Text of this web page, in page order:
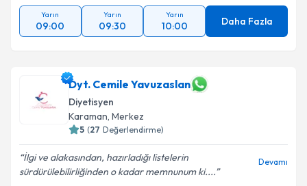
Yarın
09:00
Yarın
09:30
Yarın
10:00 Daha Fazla
Dyt. Cemile Yavuzaslan
Diyetisyen
Karaman, Merkez
5 (27 Değerlendirme)
İlgi ve alakasından, hazırladığı listelerin
sürdürülebilirliğinden o kadar memnunum ki....
Devamı